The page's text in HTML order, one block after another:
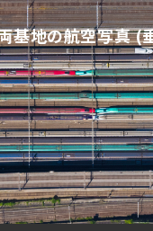
基地の航空写真 (